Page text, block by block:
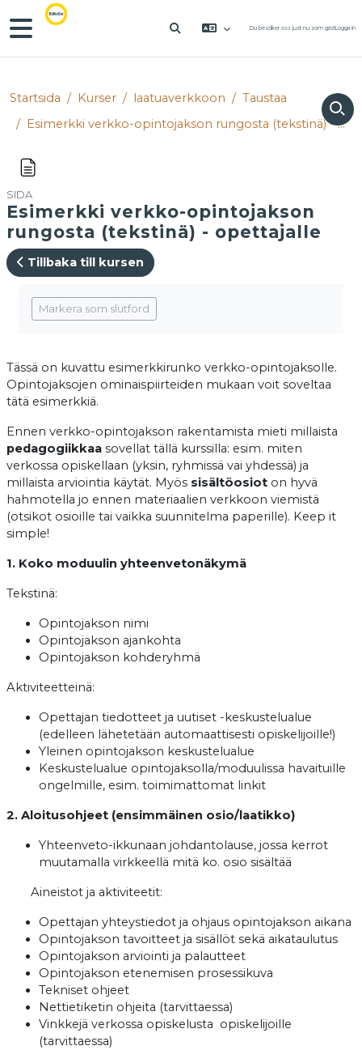
Gå direkt till huvudinnehåll
Sidopanel
VÄXLA SÖKINMATNING
Du besöker oss just nu som gästLogga in
Startsida Kurser laatuaverkkoon
Taustaa
Esimerkki verkko-opintojakson rungosta (tekstinä) - opettajalle
SIDA
Esimerkki verkko-opintojakson
rungosta (tekstinä) - opettajalle
Tillbaka till kursen
Markera som slutförd
Tässä on kuvattu esimerkkirunko verkko-opintojaksolle.
Opintojaksojen ominaispiirteiden mukaan voit soveltaa
tätä esimerkkiä.
Ennen verkko-opintojakson rakentamista mieti millaista
pedagogiikkaa sovellat tällä kurssilla: esim. miten
verkossa opiskellaan (yksin, ryhmissä vai yhdessä) ja
millaista arviointia käytät. Myös sisältöosiot on hyvä
hahmotella jo ennen materiaalien verkkoon viemistä
(otsikot osioille tai vaikka suunnitelma paperille). Keep it
simple!
1. Koko moduulin yhteenvetonäkymä
Tekstinä:
Opintojakson nimi
Opintojakson ajankohta
Opintojakson kohderyhmä
Aktiviteetteinä:
Opettajan tiedotteet ja uutiset -keskustelualue
(edelleen lähetetään automaattisesti opiskelijoille!)
Yleinen opintojakson keskustelualue
Keskustelualue opintojaksolla/moduulissa havaituille
ongelmille, esim. toimimattomat linkit
2. Aloitusohjeet (ensimmäinen osio/laatikko)
Yhteenveto-ikkunaan johdantolause, jossa kerrot
muutamalla virkkeellä mitä ko. osio sisältää
Aineistot ja aktiviteetit:
Opettajan yhteystiedot ja ohjaus opintojakson aikana
Opintojakson tavoitteet ja sisällöt sekä aikataulutus
Opintojakson arviointi ja palautteet
Opintojakson etenemisen prosessikuva
Tekniset ohjeet
Nettietiketin ohjeita (tarvittaessa)
Vinkkejä verkossa opiskelusta opiskelijoille
(tarvittaessa)